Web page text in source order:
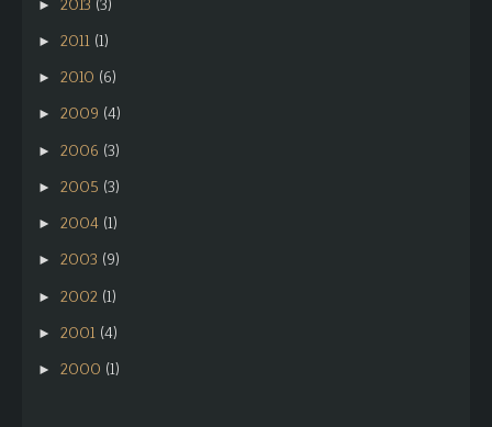
► 2013 (3)
► 2011 (1)
► 2010 (6)
► 2009 (4)
► 2006 (3)
► 2005 (3)
► 2004 (1)
► 2003 (9)
► 2002 (1)
► 2001 (4)
► 2000 (1)